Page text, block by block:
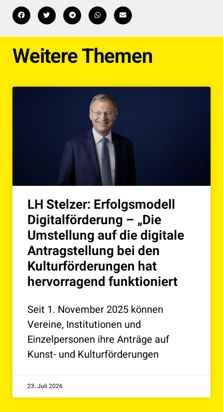
Weitere Themen
LH Stelzer: Erfolgsmodell
Digitalförderung – „Die
Umstellung auf die digitale
Antragstellung bei den
Kulturförderungen hat
hervorragend funktioniert
Seit 1. November 2025 können
Vereine, Institutionen und
Einzelpersonen ihre Anträge auf
Kunst- und Kulturförderungen
23. Juli 2026